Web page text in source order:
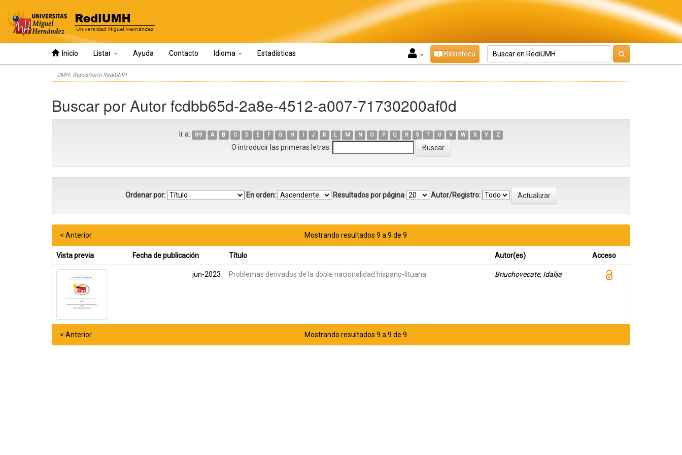
Inicio Listar Ayuda Contacto Idioma Estadísticas Biblioteca
UMH: Repositorio RediUMH
Buscar por Autor fcdbb65d-2a8e-4512-a007-71730200af0d
Ir a: 0-9 A B C D E F G H I J K L M N O P Q R S T U V W X Y Z
O introducir las primeras letras:
Ordenar por: En orden: Resultados por página Autor/Registro:
Mostrando resultados 9 a 9 de 9
< Anterior
Vista previa Fecha de publicación Título Autor(es) Acceso
jun-2023 Problemas derivados de la doble nacionalidad hispano-lituana Briuchovecate, Idalija
Mostrando resultados 9 a 9 de 9
< Anterior